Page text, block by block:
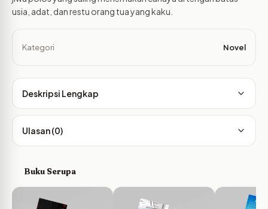
usia, adat, dan restu orang tua yang kaku.
Kategori Novel
Deskripsi Lengkap
Ulasan (0)
Buku Serupa